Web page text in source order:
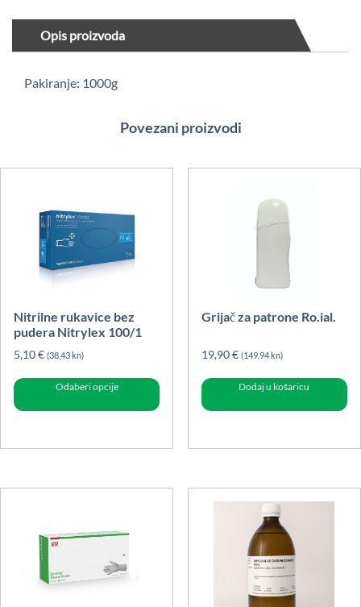
Opis proizvoda
Pakiranje: 1000g
Povezani proizvodi
Nitrilne rukavice bez
pudera Nitrylex 100/1
5,10€ (38,43 kn)
Odaberi opcije
varijanti.
se
Grijač za patrone Ro.ial.
19,90€ (149,94 kn)
Dodaj u košaricu